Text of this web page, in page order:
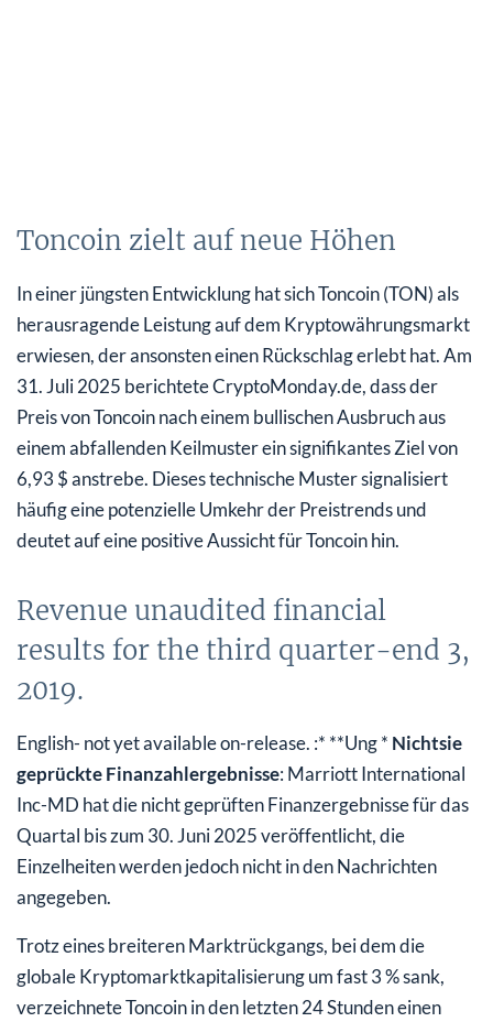
Toncoin zielt auf neue Höhen
In einer jüngsten Entwicklung hat sich Toncoin (TON) als
herausragende Leistung auf dem Kryptowährungsmarkt
erwiesen, der ansonsten einen Rückschlag erlebt hat. Am
31. Juli 2025 berichtete CryptoMonday.de, dass der
Preis von Toncoin nach einem bullischen Ausbruch aus
einem abfallenden Keilmuster ein signifikantes Ziel von
6,93 $ anstrebe. Dieses technische Muster signalisiert
häufig eine potenzielle Umkehr der Preistrends und
deutet auf eine positive Aussicht für Toncoin hin.
Revenue unaudited financial
results for the third quarter-end 3,
2019.
English- not yet available on-release. :* **Ung * Nichtsie
geprückte Finanzahlergebnisse: Marriott International
Inc-MD hat die nicht geprüften Finanzergebnisse für das
Quartal bis zum 30. Juni 2025 veröffentlicht, die
Einzelheiten werden jedoch nicht in den Nachrichten
angegeben.
Trotz eines breiteren Marktrückgangs, bei dem die
globale Kryptomarktkapitalisierung um fast 3 % sank,
verzeichnete Toncoin in den letzten 24 Stunden einen